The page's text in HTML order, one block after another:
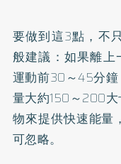
要做到這3點，不
般建議：如果離
運動前30～45分
量大約150～200
物來提供快速能量
可忽略。